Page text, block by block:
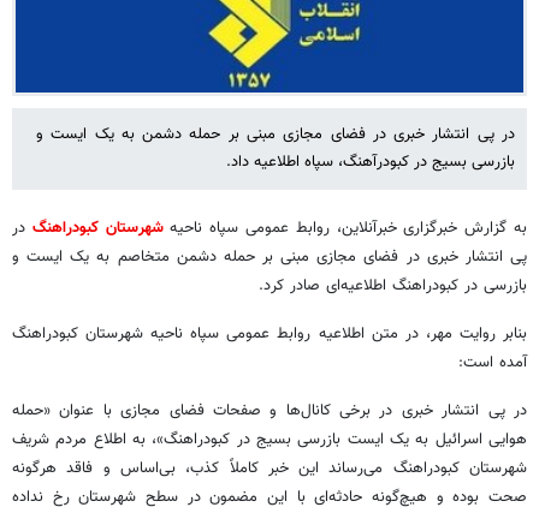
در پی انتشار خبری در فضای مجازی مبنی بر حمله دشمن به یک ایست و
بازرسی بسیج در کبودرآهنگ، سپاه اطلاعیه داد.
به گزارش خبرگزاری خبرآنلاین، روابط عمومی سپاه ناحیهشهرستان کبودراهنگ در
پی انتشار خبری در فضای مجازی مبنی بر حمله دشمن متخاصم به یک ایست و
بازرسی در کبودراهنگ اطلاعیه‌ای صادر کرد.
بنابر روایت مهر، در متن اطلاعیه روابط عمومی سپاه ناحیه شهرستان کبودراهنگ
آمده است:
در پی انتشار خبری در برخی کانال‌ها و صفحات فضای مجازی با عنوان «حمله
هوایی اسرائیل به یک ایست بازرسی بسیج در کبودراهنگ»، به اطلاع مردم شریف
شهرستان کبودراهنگ می‌رساند این خبر کاملاً کذب، بی‌اساس و فاقد هرگونه
صحت بوده و هیچ‌گونه حادثه‌ای با این مضمون در سطح شهرستان رخ نداده